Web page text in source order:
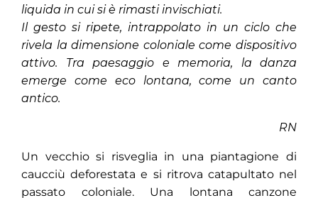
liquida in cui si è rimasti invischiati.
Il gesto si ripete, intrappolato in un ciclo che
rivela la dimensione coloniale come dispositivo
attivo. Tra paesaggio e memoria, la danza
emerge come eco lontana, come un canto
antico.
RN
Un vecchio si risveglia in una piantagione di
caucciù deforestata e si ritrova catapultato nel
passato coloniale. Una lontana canzone